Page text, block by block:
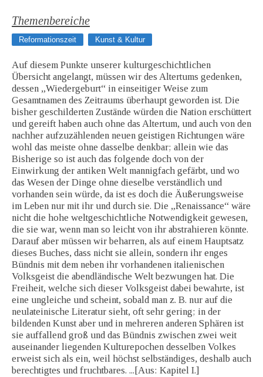
Themenbereiche
Reformationszeit Kunst & Kultur
Auf diesem Punkte unserer kulturgeschichtlichen
Übersicht angelangt, müssen wir des Altertums gedenken,
dessen „Wiedergeburt“ in einseitiger Weise zum
Gesamtnamen des Zeitraums überhaupt geworden ist. Die
bisher geschilderten Zustände würden die Nation erschüttert
und gereift haben auch ohne das Altertum, und auch von den
nachher aufzuzählenden neuen geistigen Richtungen wäre
wohl das meiste ohne dasselbe denkbar; allein wie das
Bisherige so ist auch das folgende doch von der
Einwirkung der antiken Welt mannigfach gefärbt, und wo
das Wesen der Dinge ohne dieselbe verständlich und
vorhanden sein würde, da ist es doch die Äußerungsweise
im Leben nur mit ihr und durch sie. Die „Renaissance“ wäre
nicht die hohe weltgeschichtliche Notwendigkeit gewesen,
die sie war, wenn man so leicht von ihr abstrahieren könnte.
Darauf aber müssen wir beharren, als auf einem Hauptsatz
dieses Buches, dass nicht sie allein, sondern ihr enges
Bündnis mit dem neben ihr vorhandenen italienischen
Volksgeist die abendländische Welt bezwungen hat. Die
Freiheit, welche sich dieser Volksgeist dabei bewahrte, ist
eine ungleiche und scheint, sobald man z. B. nur auf die
neulateinische Literatur sieht, oft sehr gering; in der
bildenden Kunst aber und in mehreren anderen Sphären ist
sie auffallend groß und das Bündnis zwischen zwei weit
auseinander liegenden Kulturepochen desselben Volkes
erweist sich als ein, weil höchst selbständiges, deshalb auch
berechtigtes und fruchtbares. ...[Aus: Kapitel I.]